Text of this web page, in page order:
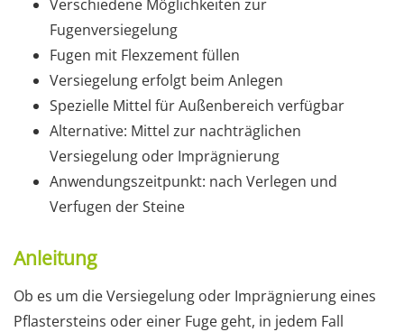
Verschiedene Möglichkeiten zur
Fugenversiegelung
Fugen mit Flexzement füllen
Versiegelung erfolgt beim Anlegen
Spezielle Mittel für Außenbereich verfügbar
Alternative: Mittel zur nachträglichen
Versiegelung oder Imprägnierung
Anwendungszeitpunkt: nach Verlegen und
Verfugen der Steine
Anleitung
Ob es um die Versiegelung oder Imprägnierung eines
Pflastersteins oder einer Fuge geht, in jedem Fall